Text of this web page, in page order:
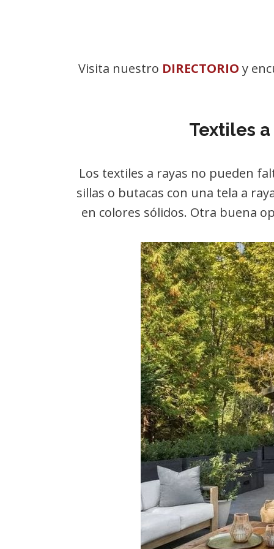
Visita nuestro DIRECTORIO y
Textiles
Los textiles a rayas no pueden
sillas o butacas con una tela a
en colores sólidos. Otra buena